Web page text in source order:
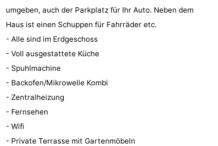
Leuchtturme
-
-
Spielplätze
Indoor-
-
umgeben, auch der Parkplatz für Ihr Auto. Neben dem
Haus ist einen Schuppen für Fahrräder etc.
- Alle sind im Erdgeschoss
- Voll ausgestattete Küche
- Spuhlmachine
- Backofen/Mikrowelle Kombi
- Zentralheizung
- Fernsehen
- Wifi
- Private Terrasse mit Gartenmöbeln